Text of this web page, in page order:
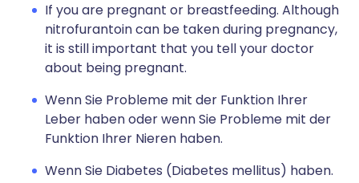
If you are pregnant or breastfeeding. Although
nitrofurantoin can be taken during pregnancy,
it is still important that you tell your doctor
about being pregnant.
Wenn Sie Probleme mit der Funktion Ihrer
Leber haben oder wenn Sie Probleme mit der
Funktion Ihrer Nieren haben.
Wenn Sie Diabetes (Diabetes mellitus) haben.